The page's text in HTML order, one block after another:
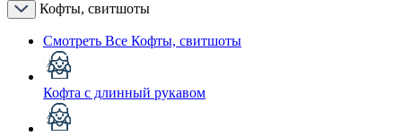
Кофты, свитшоты
Смотреть Все Кофты, свитшоты
Кофта с длинный рукавом